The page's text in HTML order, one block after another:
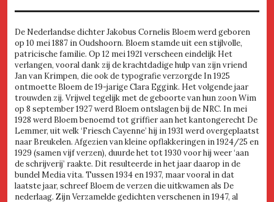
De Nederlandse dichter Jakobus Cornelis Bloem werd geboren
op 10 mei 1887 in Oudshoorn. Bloem stamde uit een stijlvolle,
patricische familie. Op 12 mei 1921 verscheen eindelijk Het
verlangen, vooral dank zij de krachtdadige hulp van zijn vriend
Jan van Krimpen, die ook de typografie verzorgde In 1925
ontmoette Bloem de 19-jarige Clara Eggink. Het volgende jaar
trouwden zij. Vrijwel tegelijk met de geboorte van hun zoon Wim
op 8 september 1927 werd Bloem ontslagen bij de NRC. In mei
1928 werd Bloem benoemd tot griffier aan het kantongerecht De
Lemmer, uit welk ‘Friesch Cayenne’ hij in 1931 werd overgeplaatst
naar Breukelen. Afgezien van kleine opflakkeringen in 1924/25 en
1929 (samen vijf verzen), duurde het tot 1930 voor hij weer ‘aan
de schrijverij’ raakte. Dit resulteerde in het jaar daarop in de
bundel Media vita. Tussen 1934 en 1937, maar vooral in dat
laatste jaar, schreef Bloem de verzen die uitkwamen als De
nederlaag. Zijn Verzamelde gedichten verschenen in 1947, al